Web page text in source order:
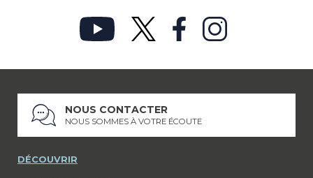
NOUS CONTACTER
NOUS SOMMES À VOTRE ÉCOUTE
DÉCOUVRIR